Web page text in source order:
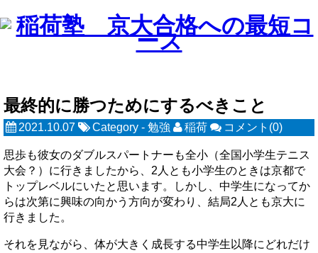
最終的に勝つためにするべきこと
2021.10.07 Category - 勉強 稲荷 コメント(0)
思歩も彼女のダブルスパートナーも全小（全国小学生テニス
大会？）に行きましたから、2人とも小学生のときは京都で
トップレベルにいたと思います。しかし、中学生になってか
らは次第に興味の向かう方向が変わり、結局2人とも京大に
行きました。
それを見ながら、体が大きく成長する中学生以降にどれだけ